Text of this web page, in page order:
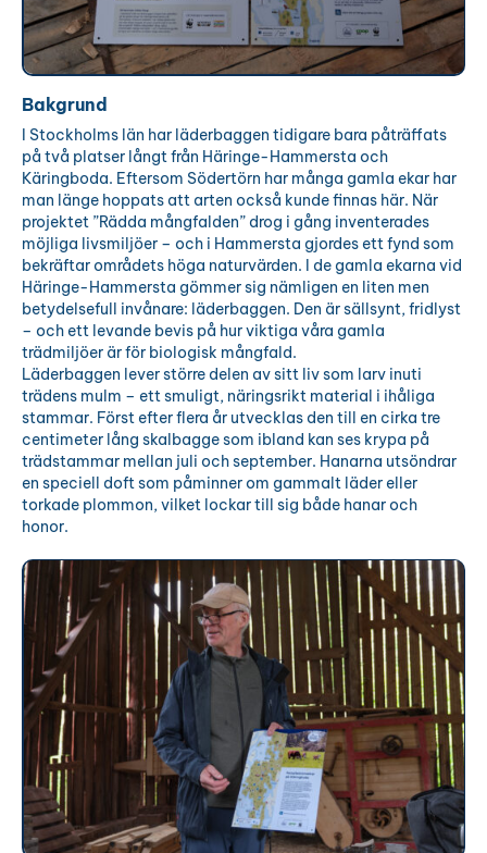
Bakgrund
I Stockholms län har läderbaggen tidigare bara påträffats
på två platser långt från Häringe-Hammersta och
Käringboda. Eftersom Södertörn har många gamla ekar har
man länge hoppats att arten också kunde finnas här. När
projektet ”Rädda mångfalden” drog i gång inventerades
möjliga livsmiljöer – och i Hammersta gjordes ett fynd som
bekräftar områdets höga naturvärden. I de gamla ekarna vid
Häringe-Hammersta gömmer sig nämligen en liten men
betydelsefull invånare: läderbaggen. Den är sällsynt, fridlyst
– och ett levande bevis på hur viktiga våra gamla
trädmiljöer är för biologisk mångfald.
Läderbaggen lever större delen av sitt liv som larv inuti
trädens mulm – ett smuligt, näringsrikt material i ihåliga
stammar. Först efter flera år utvecklas den till en cirka tre
centimeter lång skalbagge som ibland kan ses krypa på
trädstammar mellan juli och september. Hanarna utsöndrar
en speciell doft som påminner om gammalt läder eller
torkade plommon, vilket lockar till sig både hanar och
honor.